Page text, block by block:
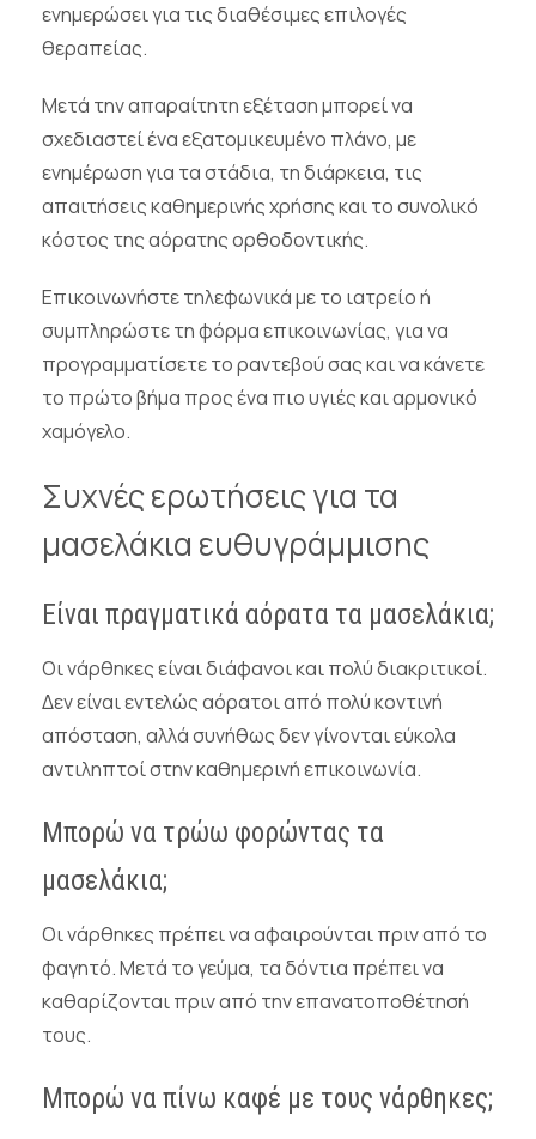
ενημερώσει για τις διαθέσιμες επιλογές
θεραπείας.
Μετά την απαραίτητη εξέταση μπορεί να
σχεδιαστεί ένα εξατομικευμένο πλάνο, με
ενημέρωση για τα στάδια, τη διάρκεια, τις
απαιτήσεις καθημερινής χρήσης και το συνολικό
κόστος της αόρατης ορθοδοντικής.
Επικοινωνήστε τηλεφωνικά με το ιατρείο ή
συμπληρώστε τη φόρμα επικοινωνίας, για να
προγραμματίσετε το ραντεβού σας και να κάνετε
το πρώτο βήμα προς ένα πιο υγιές και αρμονικό
χαμόγελο.
Συχνές ερωτήσεις για τα
μασελάκια ευθυγράμμισης
Είναι πραγματικά αόρατα τα μασελάκια;
Οι νάρθηκες είναι διάφανοι και πολύ διακριτικοί.
Δεν είναι εντελώς αόρατοι από πολύ κοντινή
απόσταση, αλλά συνήθως δεν γίνονται εύκολα
αντιληπτοί στην καθημερινή επικοινωνία.
Μπορώ να τρώω φορώντας τα
μασελάκια;
Οι νάρθηκες πρέπει να αφαιρούνται πριν από το
φαγητό. Μετά το γεύμα, τα δόντια πρέπει να
καθαρίζονται πριν από την επανατοποθέτησή
τους.
Μπορώ να πίνω καφέ με τους νάρθηκες;